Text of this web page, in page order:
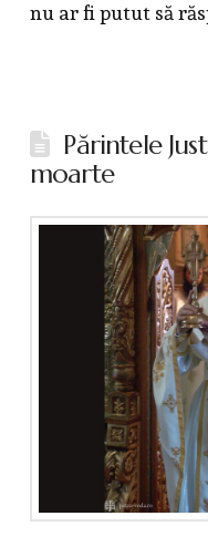
nu ar fi putut să
Părintele
moarte